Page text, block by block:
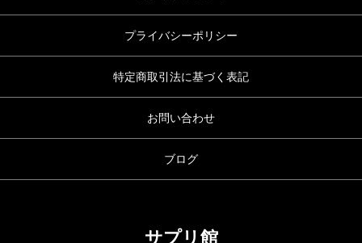
プライバシーポリシー
特定商取引法に基づく表記
お問い合わせ
ブログ
サプリ館